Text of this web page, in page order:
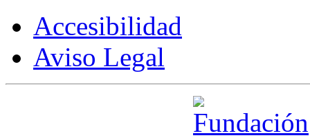
Accesibilidad
Aviso Legal